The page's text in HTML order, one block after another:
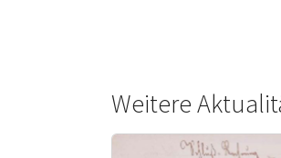
Weitere